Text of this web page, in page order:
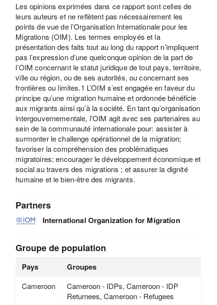
Les opinions exprimées dans ce rapport sont celles de
leurs auteurs et ne reflètent pas nécessairement les
points de vue de l’Organisation Internationale pour les
Migrations (OIM). Les termes employés et la
présentation des faits tout au long du rapport n’impliquent
pas l’expression d’une quelconque opinion de la part de
l’OIM concernant le statut juridique de tout pays, territoire,
ville ou région, ou de ses autorités, ou concernant ses
frontières ou limites.1 L’OIM s’est engagée en faveur du
principe qu’une migration humaine et ordonnée bénéficie
aux migrants ainsi qu’à la société. En tant qu’organisation
intergouvernementale, l’OIM agit avec ses partenaires au
sein de la communauté internationale pour: assister à
surmonter le challenge opérationnel de la migration;
favoriser la compréhension des problématiques
migratoires; encourager le développement économique et
social au travers des migrations ; et assurer la dignité
humaine et le bien-être des migrants.
Partners
International Organization for Migration
Groupe de population
Pays Groupes
Cameroon
Cameroon - IDPs, Cameroon - IDP
Returnees, Cameroon - Refugees